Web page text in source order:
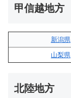
甲信越地方
新潟県
山梨県
北陸地方